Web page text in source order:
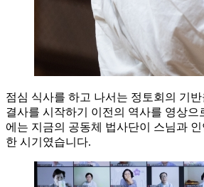
점심 식사를 하고 나서는 정토회의 기
결사를 시작하기 이전의 역사를 영상으
에는 지금의 공동체 법사단이 스님과
한 시기였습니다.